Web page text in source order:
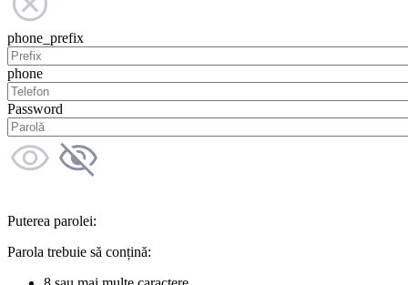
phone_prefix
phone
Password
Puterea parolei:
Parola trebuie să conțină: